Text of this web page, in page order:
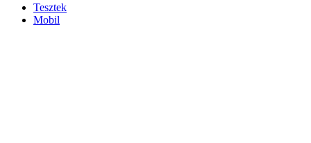
Tesztek
Mobil